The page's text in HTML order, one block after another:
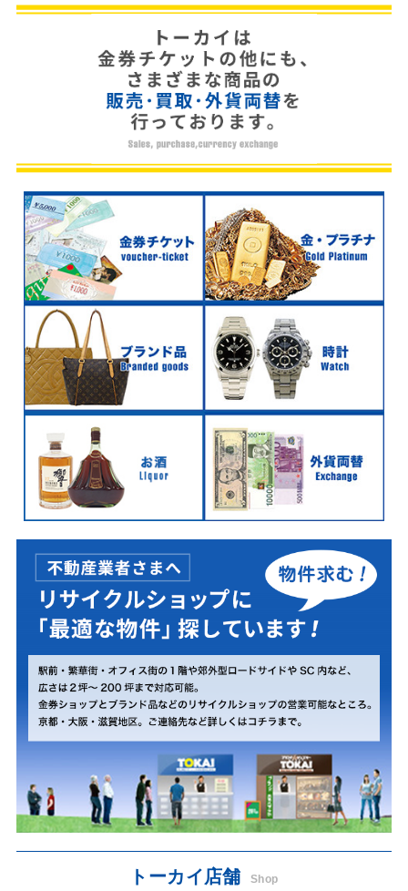
トーカイ店舗 Shop